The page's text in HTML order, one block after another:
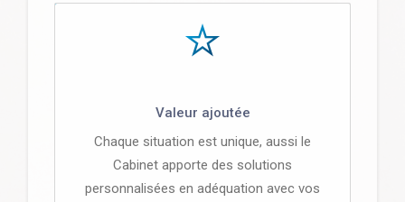
Valeur ajoutée
Chaque situation est unique, aussi le
Cabinet apporte des solutions
personnalisées en adéquation avec vos